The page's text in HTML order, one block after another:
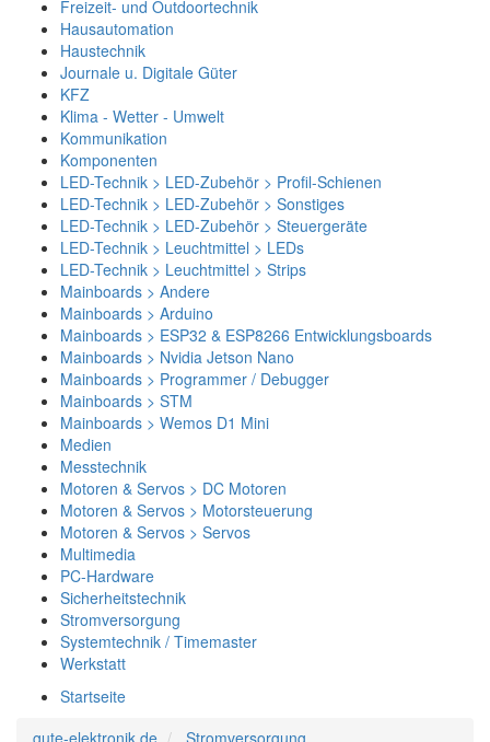
Freizeit- und Outdoortechnik
Hausautomation
Haustechnik
Journale u. Digitale Güter
KFZ
Klima - Wetter - Umwelt
Kommunikation
Komponenten
LED-Technik > LED-Zubehör > Profil-Schienen
LED-Technik > LED-Zubehör > Sonstiges
LED-Technik > LED-Zubehör > Steuergeräte
LED-Technik > Leuchtmittel > LEDs
LED-Technik > Leuchtmittel > Strips
Mainboards > Andere
Mainboards > Arduino
Mainboards > ESP32 & ESP8266 Entwicklungsboards
Mainboards > Nvidia Jetson Nano
Mainboards > Programmer / Debugger
Mainboards > STM
Mainboards > Wemos D1 Mini
Medien
Messtechnik
Motoren & Servos > DC Motoren
Motoren & Servos > Motorsteuerung
Motoren & Servos > Servos
Multimedia
PC-Hardware
Sicherheitstechnik
Stromversorgung
Systemtechnik / Timemaster
Werkstatt
Startseite
gute-elektronik.de
Stromversorgung